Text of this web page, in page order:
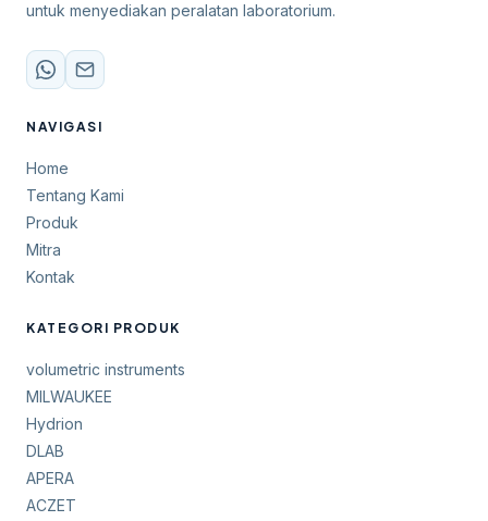
untuk menyediakan peralatan laboratorium.
NAVIGASI
Home
Tentang Kami
Produk
Mitra
Kontak
KATEGORI PRODUK
volumetric instruments
MILWAUKEE
Hydrion
DLAB
APERA
ACZET